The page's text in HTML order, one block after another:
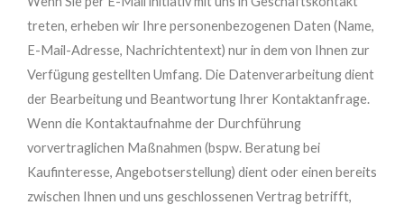
treten, erheben wir Ihre personenbezogenen Daten (Name,
E-Mail-Adresse, Nachrichtentext) nur in dem von Ihnen zur
Verfügung gestellten Umfang. Die Datenverarbeitung dient
der Bearbeitung und Beantwortung Ihrer Kontaktanfrage.
Wenn die Kontaktaufnahme der Durchführung
vorvertraglichen Maßnahmen (bspw. Beratung bei
Kaufinteresse, Angebotserstellung) dient oder einen bereits
zwischen Ihnen und uns geschlossenen Vertrag betrifft,